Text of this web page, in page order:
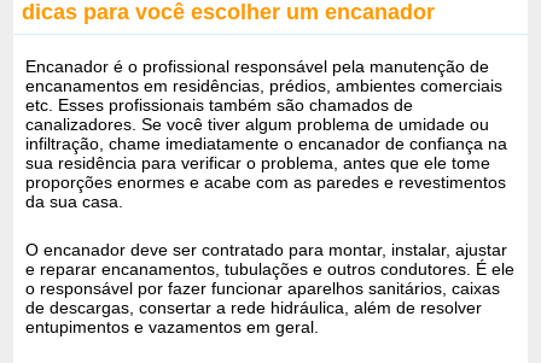
dicas para você escolher um encanador
Encanador é o profissional responsável pela manutenção de
encanamentos em residências, prédios, ambientes comerciais
etc. Esses profissionais também são chamados de
canalizadores. Se você tiver algum problema de umidade ou
infiltração, chame imediatamente o encanador de confiança na
sua residência para verificar o problema, antes que ele tome
proporções enormes e acabe com as paredes e revestimentos
da sua casa.
O encanador deve ser contratado para montar, instalar, ajustar
e reparar encanamentos, tubulações e outros condutores. É ele
o responsável por fazer funcionar aparelhos sanitários, caixas
de descargas, consertar a rede hidráulica, além de resolver
entupimentos e vazamentos em geral.